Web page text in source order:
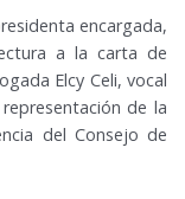
encargada,
a la carta de
Elcy Celi, vocal
de la
del Consejo de